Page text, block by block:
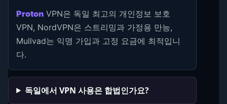
Proton VPN은 독일 최고의 개인정보 보호
VPN, NordVPN은 스트리밍과 가정용 만능,
Mullvad는 익명 가입과 고정 요금에 최적입니
다.
독일에서 VPN 사용은 합법인가요?